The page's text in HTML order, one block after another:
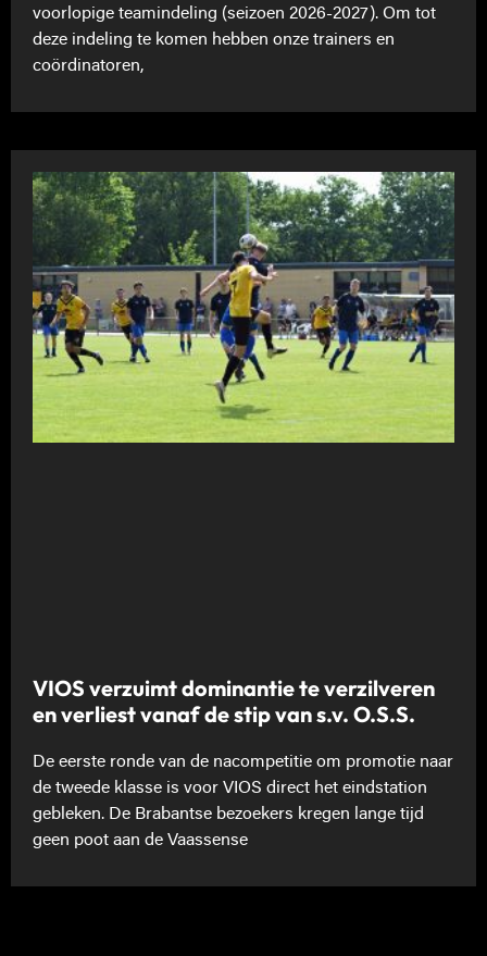
voorlopige teamindeling (seizoen 2026-2027). Om tot
deze indeling te komen hebben onze trainers en
coördinatoren,
VIOS verzuimt dominantie te verzilveren
en verliest vanaf de stip van s.v. O.S.S.
De eerste ronde van de nacompetitie om promotie naar
de tweede klasse is voor VIOS direct het eindstation
gebleken. De Brabantse bezoekers kregen lange tijd
geen poot aan de Vaassense